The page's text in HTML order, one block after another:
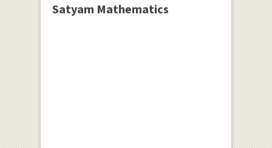
Satyam Mathematics